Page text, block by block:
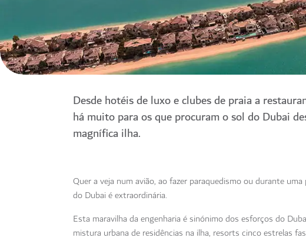
Desde hotéis de luxo e clubes de praia a
há muito para os que procuram o sol do Dubai
magnífica ilha.
Quer a veja num avião, ao fazer paraquedismo ou durante
do Dubai é extraordinária.
Esta maravilha da engenharia é sinónimo dos esforços do
mistura urbana de residências na ilha, resorts cinco estrelas